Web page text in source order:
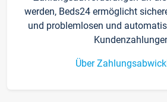
werden, Beds24 ermöglicht
und problemlosen und
Über